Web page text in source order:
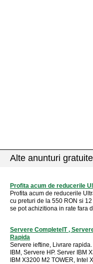
Alte anunturi
Profita acum de reducerile
Profita acum de reducerile
cu preturi de la 550 RON si
se pot achizitiona in rate fara
Servere CompleteIT ,
Rapida
Servere ieftine, Livrare
IBM, Servere HP. Server IBM
IBM X3200 M2 TOWER, Intel